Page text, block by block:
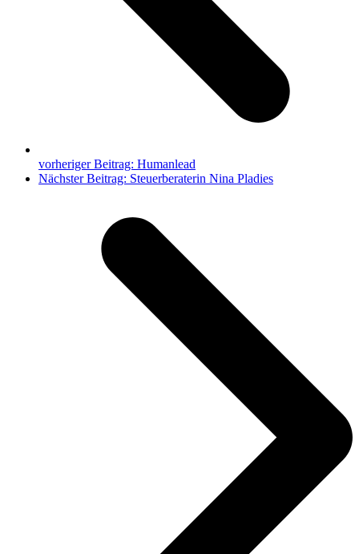
vorheriger Beitrag: Humanlead
Nächster Beitrag: Steuerberaterin Nina Pladies